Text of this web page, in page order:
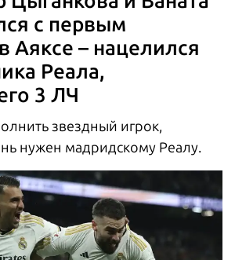
с первым
Аяксе – нацелился
Реала,
3 ЛЧ
звездный игрок,
нужен мадридскому Реалу.